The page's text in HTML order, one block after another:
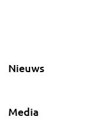
Nieuws
Media